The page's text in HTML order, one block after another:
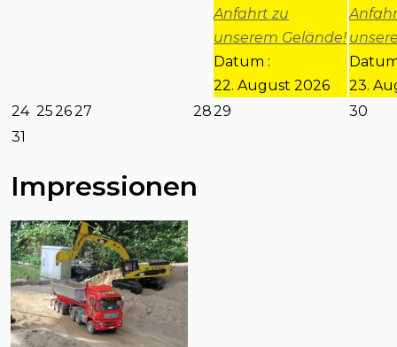
Anfahrt zu
unserem Gelände!
Datum :
22. August 2026
23.
24 252627 2829
30
31
Impressionen